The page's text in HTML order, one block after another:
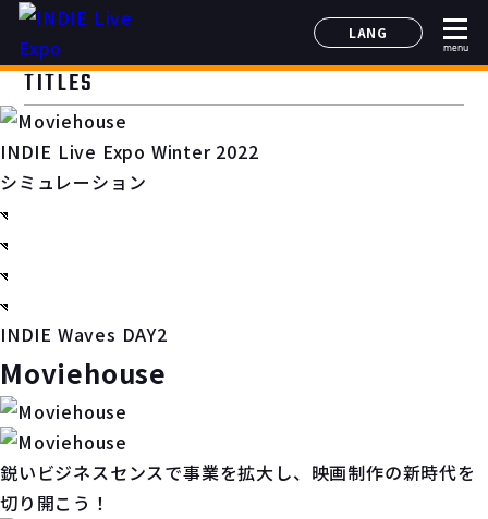
LANG
日本語
menu
TITLES
INDIE Live Expo Winter 2022
シミュレーション
INDIE Waves DAY2
Moviehouse
鋭いビジネスセンスで事業を拡大し、映画制作の新時代を
切り開こう！